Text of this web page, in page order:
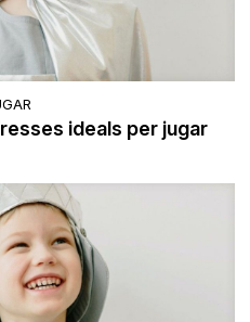
ideals per jugar